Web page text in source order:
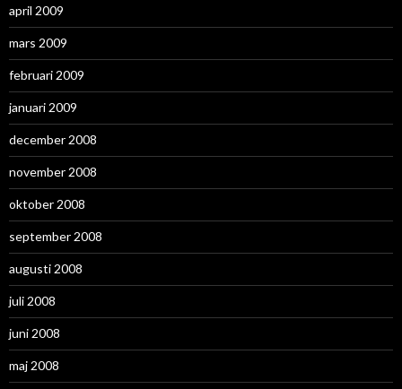
april 2009
mars 2009
februari 2009
januari 2009
december 2008
november 2008
oktober 2008
september 2008
augusti 2008
juli 2008
juni 2008
maj 2008